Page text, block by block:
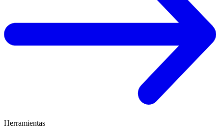
Herramientas